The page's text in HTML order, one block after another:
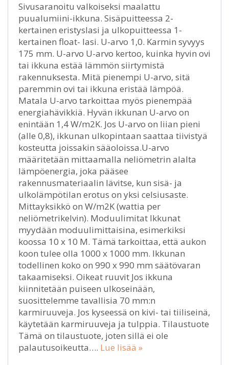
Sivusaranoitu valkoiseksi maalattu
puualumiini-ikkuna. Sisäpuitteessa 2-
kertainen eristyslasi ja ulkopuitteessa 1-
kertainen float- lasi. U-arvo 1,0. Karmin syvyys
175 mm. U-arvo U-arvo kertoo, kuinka hyvin ovi
tai ikkuna estää lämmön siirtymistä
rakennuksesta. Mitä pienempi U-arvo, sitä
paremmin ovi tai ikkuna eristää lämpöä.
Matala U-arvo tarkoittaa myös pienempää
energiahävikkiä. Hyvän ikkunan U-arvo on
enintään 1,4 W/m2K. Jos U-arvo on liian pieni
(alle 0,8), ikkunan ulkopintaan saattaa tiivistyä
kosteutta joissakin sääoloissa.U-arvo
määritetään mittaamalla neliömetrin alalta
lämpöenergia, joka pääsee
rakennusmateriaalin lävitse, kun sisä- ja
ulkolämpötilan erotus on yksi celsiusaste.
Mittayksikkö on W/m2K (wattia per
neliömetrikelvin). Moduulimitat Ikkunat
myydään moduulimittaisina, esimerkiksi
koossa 10 x 10 M. Tämä tarkoittaa, että aukon
koon tulee olla 1000 x 1000 mm. Ikkunan
todellinen koko on 990 x 990 mm säätövaran
takaamiseksi. Oikeat ruuvit Jos ikkuna
kiinnitetään puiseen ulkoseinään,
suosittelemme tavallisia 70 mm:n
karmiruuveja. Jos kyseessä on kivi- tai tiiliseinä,
käytetään karmiruuveja ja tulppia. Tilaustuote
Tämä on tilaustuote, joten sillä ei ole
palautusoikeutta…. Lue lisää »